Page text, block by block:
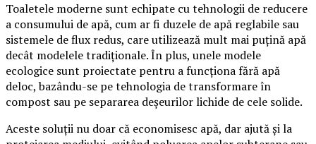
Toaletele moderne sunt echipate cu tehnologii de reducere
a consumului de apă, cum ar fi duzele de apă reglabile sau
sistemele de flux redus, care utilizează mult mai puțină apă
decât modelele tradiționale. În plus, unele modele
ecologice sunt proiectate pentru a funcționa fără apă
deloc, bazându-se pe tehnologia de transformare în
compost sau pe separarea deșeurilor lichide de cele solide.
Aceste soluții nu doar că economisesc apă, dar ajută și la